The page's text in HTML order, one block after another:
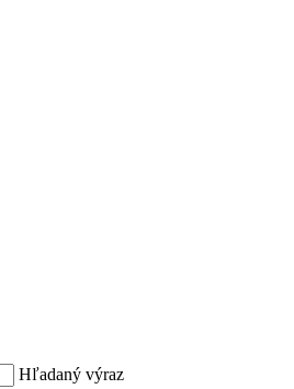
Hľadaný výraz